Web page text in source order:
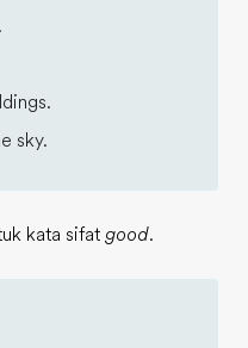
sky.
kata sifat good.